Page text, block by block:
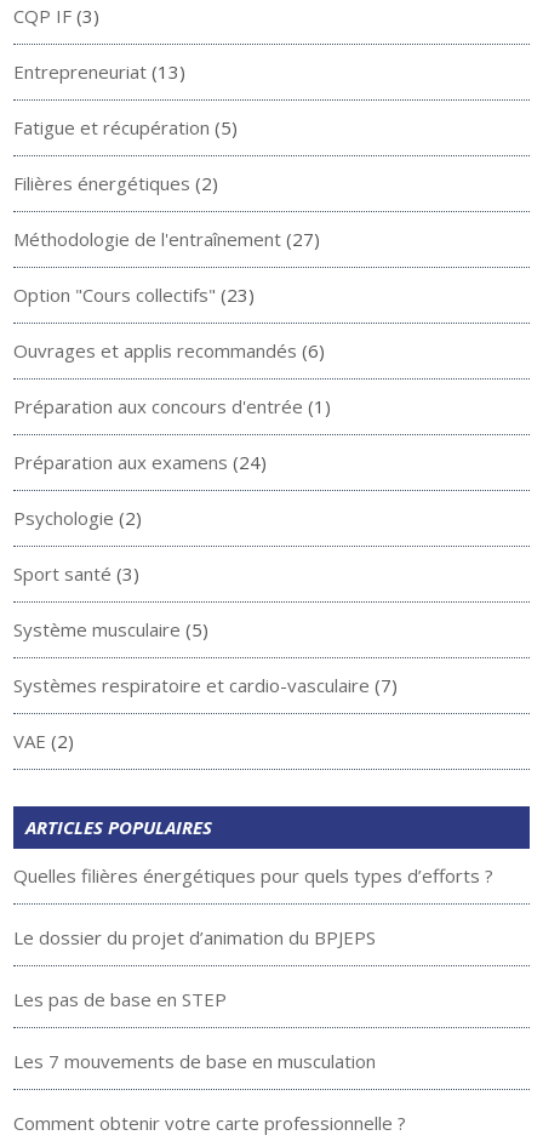
CQP IF (3)
Entrepreneuriat (13)
Fatigue et récupération (5)
Filières énergétiques (2)
Méthodologie de l'entraînement (27)
Option "Cours collectifs" (23)
Ouvrages et applis recommandés (6)
Préparation aux concours d'entrée (1)
Préparation aux examens (24)
Psychologie (2)
Sport santé (3)
Système musculaire (5)
Systèmes respiratoire et cardio-vasculaire (7)
VAE (2)
ARTICLES POPULAIRES
Quelles filières énergétiques pour quels types d’efforts ?
Le dossier du projet d’animation du BPJEPS
Les pas de base en STEP
Les 7 mouvements de base en musculation
Comment obtenir votre carte professionnelle ?